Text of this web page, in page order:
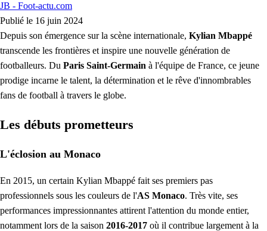
JB - Foot-actu.com
Publié le 16 juin 2024
Depuis son émergence sur la scène internationale, Kylian Mbappé
transcende les frontières et inspire une nouvelle génération de
footballeurs. Du Paris Saint-Germain à l'équipe de France, ce jeune
prodige incarne le talent, la détermination et le rêve d'innombrables
fans de football à travers le globe.
Les débuts prometteurs
L'éclosion au Monaco
En 2015, un certain Kylian Mbappé fait ses premiers pas
professionnels sous les couleurs de l'AS Monaco. Très vite, ses
performances impressionnantes attirent l'attention du monde entier,
notamment lors de la saison 2016-2017 où il contribue largement à la